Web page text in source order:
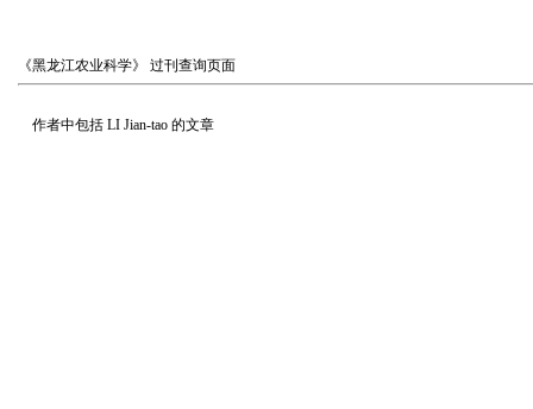
《黑龙江农业科学》 过刊查询页面
作者中包括 LI Jian-tao 的文章